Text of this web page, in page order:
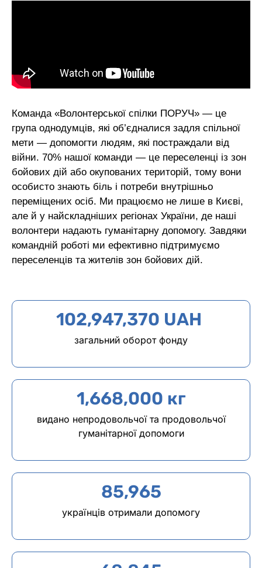
Команда «Волонтерської спілки ПОРУЧ» — це
група однодумців, які об’єдналися задля спільної
мети — допомогти людям, які постраждали від
війни. 70% нашої команди — це переселенці із зон
бойових дій або окупованих територій, тому вони
особисто знають біль і потреби внутрішньо
переміщених осіб. Ми працюємо не лише в Києві,
але й у найскладніших регіонах України, де наші
волонтери надають гуманітарну допомогу. Завдяки
командній роботі ми ефективно підтримуємо
переселенців та жителів зон бойових дій.
102,947,370 UAH
загальний оборот фонду
1,668,000 кг
видано непродовольчої та продовольчої
гуманітарної допомоги
85,965
українців отримали допомогу